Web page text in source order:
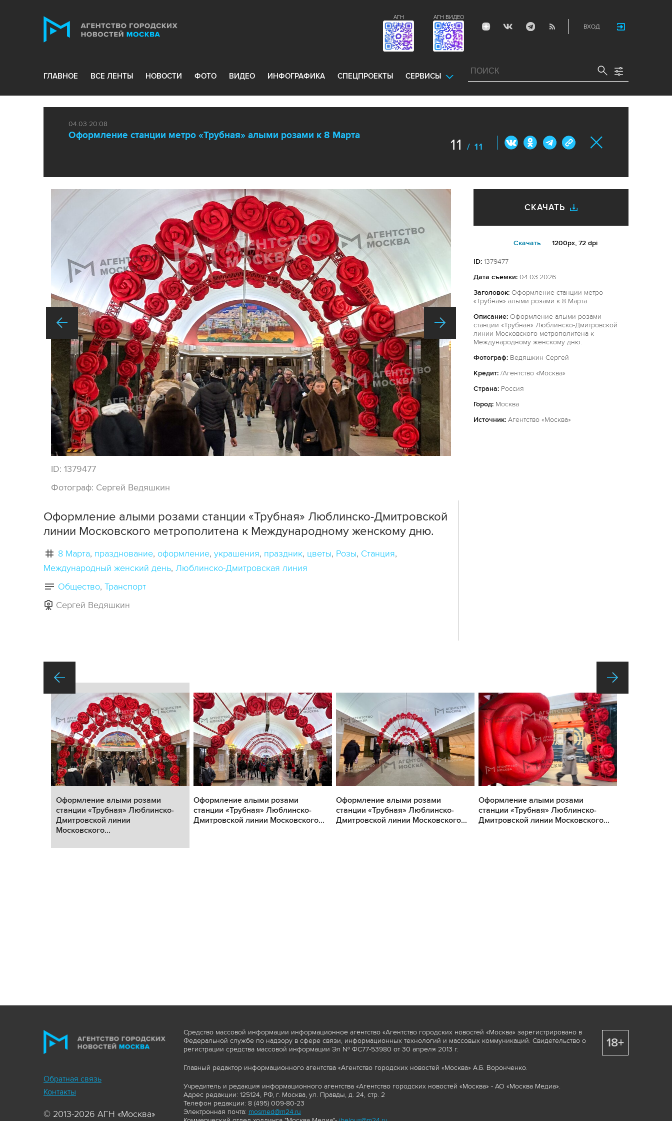
ВХОД
АГН ВИДЕО
АГН
ГЛАВНОЕ ВСЕ ЛЕНТЫ НОВОСТИ ФОТО ВИДЕО ИНФОГРАФИКА СПЕЦПРОЕКТЫ СЕРВИСЫ
04.03 20:08
Оформление станции метро «Трубная» алыми розами к 8 Марта
11 / 11
ID: 1379477
Фотограф: Сергей Ведяшкин
СКАЧАТЬ
Cкачать 1200px, 72 dpi
ID: 1379477
Дата съемки: 04.03.2026
Заголовок: Оформление станции метро
«Трубная» алыми розами к 8 Марта
Описание: Оформление алыми розами
станции «Трубная» Люблинско-Дмитровской
линии Московского метрополитена к
Международному женскому дню.
Фотограф: Ведяшкин Сергей
Кредит: /Агентство «Москва»
Страна: Россия
Город: Москва
Источник: Агентство «Москва»
Оформление алыми розами станции «Трубная» Люблинско-Дмитровской
линии Московского метрополитена к Международному женскому дню.
8 Марта празднование оформление украшения праздник цветы Розы Станция
Международный женский день Люблинско-Дмитровская линия
Общество Транспорт
Сергей Ведяшкин
Оформление алыми розами
станции «Трубная» Люблинско-
Дмитровской линии
Московского...
Оформление алыми розами
станции «Трубная» Люблинско-
Дмитровской линии Московского...
Оформление алыми розами
станции «Трубная» Люблинско-
Дмитровской линии Московского...
Оформление алыми розами
станции «Трубная» Люблинско-
Дмитровской линии Московского...
Обратная связь
Контакты
© 2013-2026 АГН «Москва»
Средство массовой информации информационное агентство «Агентство городских новостей «Москва» зарегистрировано в
Федеральной службе по надзору в сфере связи, информационных технологий и массовых коммуникаций. Свидетельство о
регистрации средства массовой информации Эл № ФС77-53980 от 30 апреля 2013 г.
Главный редактор информационного агентства «Агентство городских новостей «Москва» А.Б. Воронченко.
Учредитель и редакция информационного агентства «Агентство городских новостей «Москва» - АО «Москва Медиа».
Адрес редакции: 125124, РФ, г. Москва, ул. Правды, д. 24, стр. 2
Телефон редакции: 8 (495) 009-80-23
Электронная почта: mosmed@m24.ru
18+